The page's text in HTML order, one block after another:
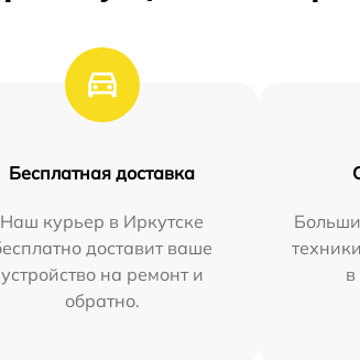
Бесплатная доставка
Наш курьер в Иркутске
доставит ваше
устройство на ремонт и
обратно.